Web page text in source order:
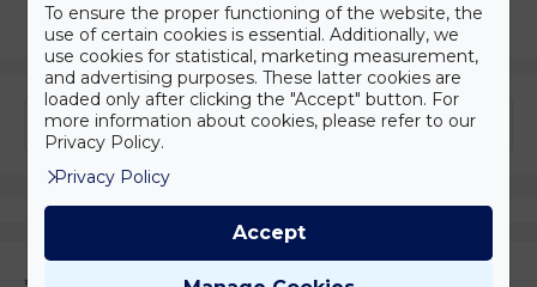
To ensure the proper functioning of the website, the
use of certain cookies is essential. Additionally, we
use cookies for statistical, marketing measurement,
and advertising purposes. These latter cookies are
loaded only after clicking the "Accept" button. For
more information about cookies, please refer to our
Privacy Policy.
Privacy Policy
Accept